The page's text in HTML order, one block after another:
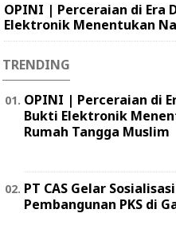
OPINI | Perceraian di Era
Elektronik Menentukan
TRENDING
OPINI | Perceraian di
Bukti Elektronik
Rumah Tangga Muslim
PT CAS Gelar
Pembangunan PKS di